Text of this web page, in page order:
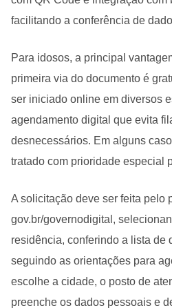
facilitando a conferência de
Para idosos, a principal
primeira via do documento é
ser iniciado online em diversos
agendamento digital que evita
desnecessários. Em alguns
tratado com prioridade especial
A solicitação deve ser feita pelo
gov.br/governodigital,
residência, conferindo a lista de
seguindo as orientações para
escolhe a cidade, o posto de
preenche os dados pessoais e